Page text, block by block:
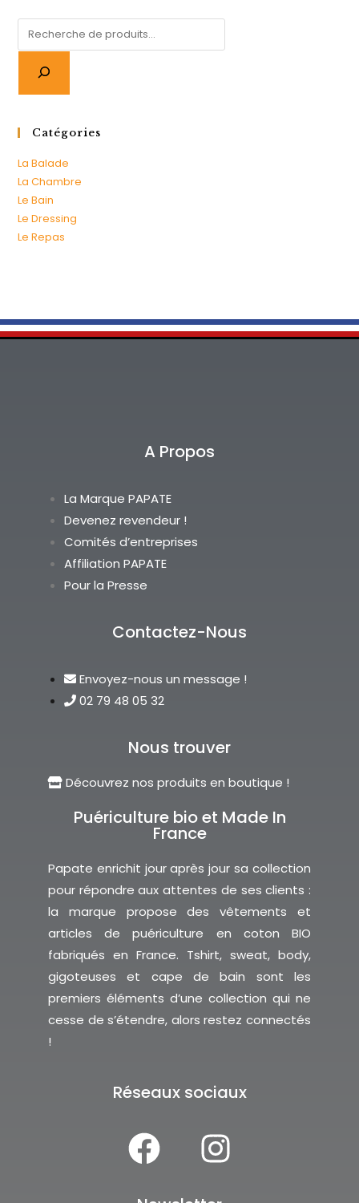
Catégories
La Balade
La Chambre
Le Bain
Le Dressing
Le Repas
A Propos
La Marque PAPATE
Devenez revendeur !
Comités d’entreprises
Affiliation PAPATE
Pour la Presse
Contactez-Nous
Envoyez-nous un message !
02 79 48 05 32
Nous trouver
Découvrez nos produits en boutique !
Puériculture bio et Made In
France
Papate enrichit jour après jour sa collection
pour répondre aux attentes de ses clients :
la marque propose des vêtements et
articles de puériculture en coton BIO
fabriqués en France. Tshirt, sweat, body,
gigoteuses et cape de bain sont les
premiers éléments d’une collection qui ne
cesse de s’étendre, alors restez connectés
!
Réseaux sociaux